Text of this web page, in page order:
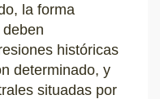
la forma
históricas
determinado, y
situadas por